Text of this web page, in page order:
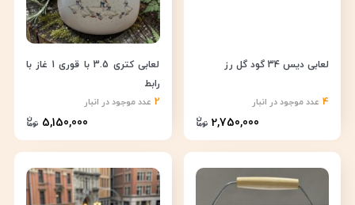
4 عدد موجود در انبار
لعابی دیس 34 گود گل رز
2,750,000
2 عدد موجود در انبار
لعابی کتری 3.5 با قوری 1 غاز با
رابط
5,150,000